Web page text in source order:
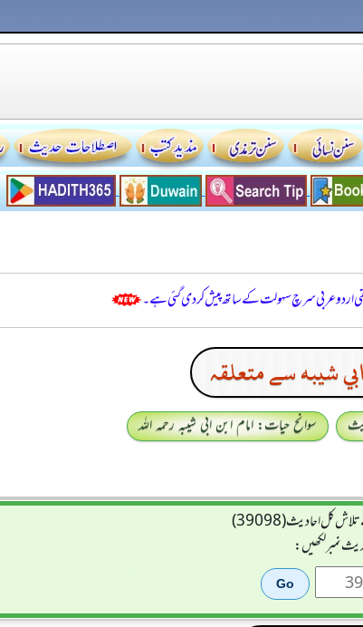
اردو عربی سرچ سہولت کے ساتھ پیش کر دی گئی ہے۔
شيبه سے متعلقہ
سوانح حیات: امام ابن ابی شیبہ رحمہ اللہ
کل احادیث (39098)
نمبر لکھیں: